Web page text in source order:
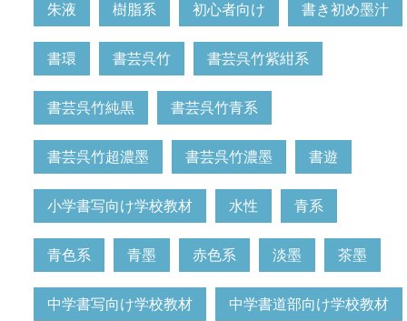
朱液 樹脂系 初心者向け 書き初め墨汁
書環 書芸呉竹 書芸呉竹紫紺系
書芸呉竹純黒 書芸呉竹青系
書芸呉竹超濃墨 書芸呉竹濃墨 書遊
小学書写向け学校教材 水性 青系
青色系 青墨 赤色系 淡墨 茶墨
中学書写向け学校教材 中学書道部向け学校教材